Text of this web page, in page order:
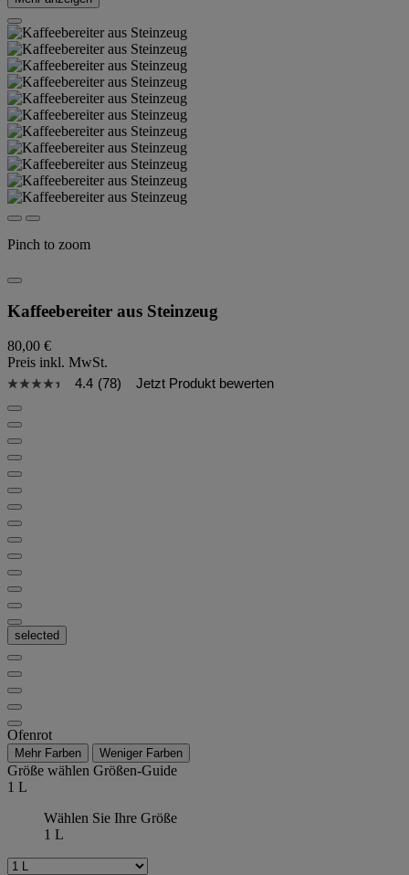
Pinch to zoom
Kaffeebereiter aus Steinzeug
80,00 €
Preis inkl. MwSt.
4.4 (78) Jetzt Produkt bewerten
selected
Ofenrot
Mehr Farben Weniger Farben
Größe wählen Größen-Guide
1 L
Wählen Sie Ihre Größe
1 L